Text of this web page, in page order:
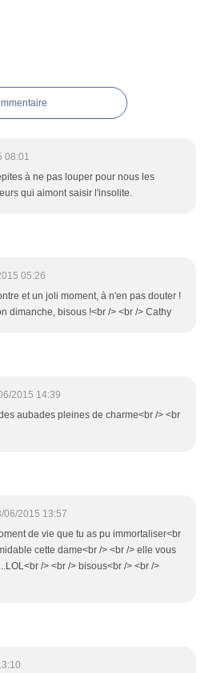
08:01
à ne pas louper pour nous les
qui aimont saisir l'insolite.
05:26
et un joli moment, à n'en pas douter !
dimanche, bisous !<br /> <br /> Cathy
2015 14:39
aubades pleines de charme<br /> <br
06/2015 13:57
de vie que tu as pu immortaliser<br
cette dame<br /> <br /> elle vous
/> <br /> bisous<br /> <br />